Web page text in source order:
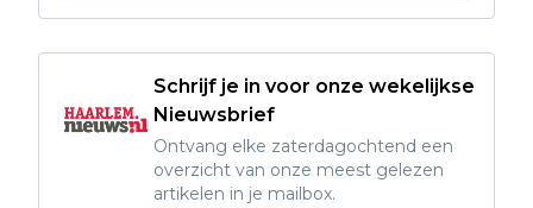
Schrijf je in voor onze wekelijkse
Nieuwsbrief
Ontvang elke zaterdagochtend een
overzicht van onze meest gelezen
artikelen in je mailbox.